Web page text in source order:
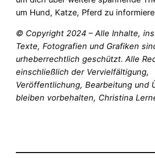
um Hund, Katze, Pferd zu
© Copyright 2024 – Alle Inhalte,
Texte, Fotografien und Grafiken
urheberrechtlich geschützt. Alle
einschließlich der Vervielfältigung,
Veröffentlichung, Bearbeitung und
bleiben vorbehalten, Christina